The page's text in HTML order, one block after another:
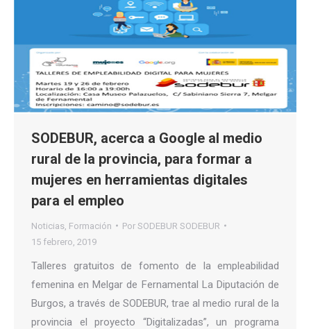
SODEBUR, acerca a Google al medio
rural de la provincia, para formar a
mujeres en herramientas digitales
para el empleo
Noticias Formación Por SODEBUR SODEBUR
15 febrero, 2019
Talleres gratuitos de fomento de la empleabilidad
femenina en Melgar de Fernamental La Diputación de
Burgos, a través de SODEBUR, trae al medio rural de la
provincia el proyecto “Digitalizadas”, un programa